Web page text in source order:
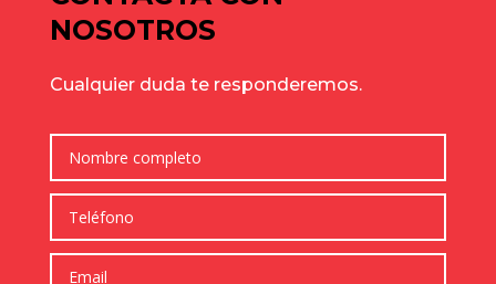
NOSOTROS
Cualquier duda te responderemos.